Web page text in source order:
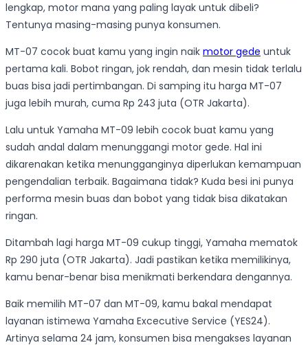
lengkap, motor mana yang paling layak untuk dibeli?
Tentunya masing-masing punya konsumen.
MT-07 cocok buat kamu yang ingin naik motor gede untuk
pertama kali. Bobot ringan, jok rendah, dan mesin tidak terlalu
buas bisa jadi pertimbangan. Di samping itu harga MT-07
juga lebih murah, cuma Rp 243 juta (OTR Jakarta).
Lalu untuk Yamaha MT-09 lebih cocok buat kamu yang
sudah andal dalam menunggangi motor gede. Hal ini
dikarenakan ketika menungganginya diperlukan kemampuan
pengendalian terbaik. Bagaimana tidak? Kuda besi ini punya
performa mesin buas dan bobot yang tidak bisa dikatakan
ringan.
Ditambah lagi harga MT-09 cukup tinggi, Yamaha mematok
Rp 290 juta (OTR Jakarta). Jadi pastikan ketika memilikinya,
kamu benar-benar bisa menikmati berkendara dengannya.
Baik memilih MT-07 dan MT-09, kamu bakal mendapat
layanan istimewa Yamaha Excecutive Service (YES24).
Artinya selama 24 jam, konsumen bisa mengakses layanan